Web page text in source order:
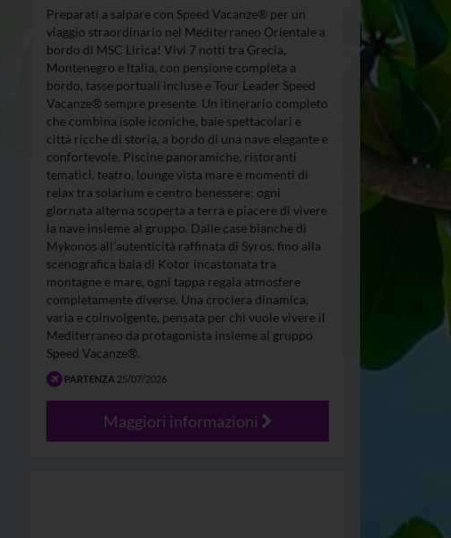
Preparati a salpare con Speed Vacanze® per un
viaggio straordinario nel Mediterraneo Orientale a
bordo di MSC Lirica! Vivi 7 notti tra Grecia,
Montenegro e Italia, con pensione completa a
bordo, tasse portuali incluse e Tour Leader Speed
Vacanze® sempre presente. Un itinerario completo
che combina isole iconiche, baie spettacolari e
città ricche di storia, a bordo di una nave elegante e
confortevole. Piscine panoramiche, ristoranti
tematici, teatro, lounge vista mare e momenti di
relax tra solarium e centro benessere: ogni
giornata alterna scoperta a terra e piacere di vivere
la nave insieme al gruppo. Dalle case bianche di
Mykonos all’autenticità raffinata di Syros, fino alla
scenografica baia di Kotor incastonata tra
montagne e mare, ogni tappa regala atmosfere
completamente diverse. Una crociera dinamica,
varia e coinvolgente, pensata per chi vuole vivere il
Mediterraneo da protagonista insieme al gruppo
Speed Vacanze®.
PARTENZA 25/07/2026
Maggiori informazioni